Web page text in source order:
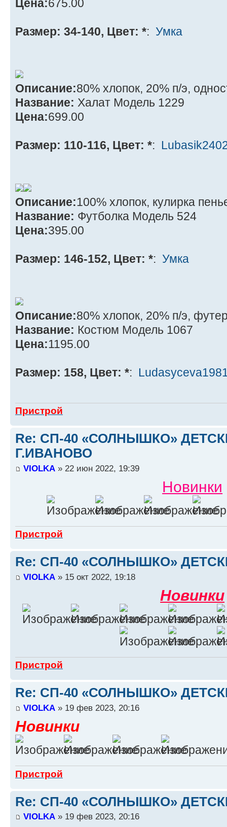
Цена:675.00
Размер: 34-140, Цвет: *: Умка
Описание:80% хлопок, 20% п/э,
Название: Халат Модель 1229
Цена:699.00
Размер: 110-116, Цвет: *:
Описание:100% хлопок, кулирка
Название: Футболка Модель 524
Цена:395.00
Размер: 146-152, Цвет: *: Умка
Описание:80% хлопок, 20% п/э,
Название: Костюм Модель 1067
Цена:1195.00
Размер: 158, Цвет: *:
Пристрой
Re: СП-40 «СОЛНЫШКО»
Г.ИВАНОВО
VIOLKA » 22 июн 2022, 19:39
Новинки
Пристрой
Re: СП-40 «СОЛНЫШКО»
VIOLKA » 15 окт 2022, 19:18
Новинки
Пристрой
Re: СП-40 «СОЛНЫШКО»
VIOLKA » 19 фев 2023, 20:16
Новинки
Пристрой
Re: СП-40 «СОЛНЫШКО»
VIOLKA » 19 фев 2023, 20:16